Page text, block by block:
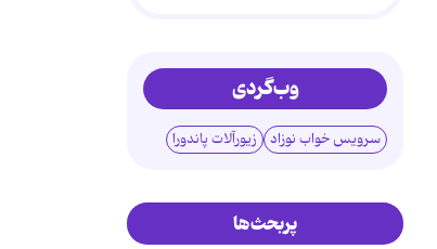
وب‌گردی
سرویس خواب نوزاد زیورآلات پاندورا
پربحث‌ها